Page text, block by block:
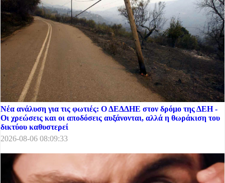
Νέα ανάλυση για τις φωτιές: Ο ΔΕΔΔΗΕ στον δρόμο της ΔΕΗ -
Οι χρεώσεις και οι αποδόσεις αυξάνονται, αλλά η θωράκιση του
δικτύου καθυστερεί
2026-08-06 08:09:33